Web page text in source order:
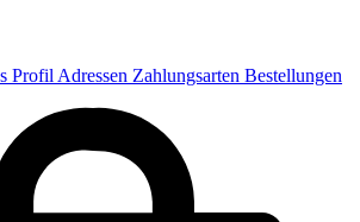
Profil Adressen Zahlungsarten Bestellungen